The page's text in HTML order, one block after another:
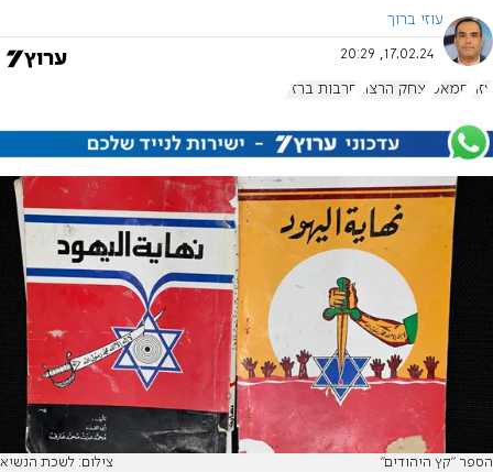
עוזי ברוך
17.02.24, 20:29
עזה חמאס יצחק הרצוג חרבות ברזל
הספר "קץ היהודים" צילום: לשכת הנשיא